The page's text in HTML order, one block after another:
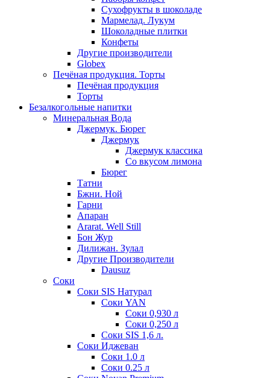
Сухофрукты в шоколаде
Мармелад. Лукум
Шоколадные плитки
Конфеты
Другие производители
Globex
Печёная продукция. Торты
Печёная продукция
Торты
Безалкогольные напитки
Минеральная Вода
Джермук. Бюрег
Джермук
Джермук классика
Со вкусом лимона
Бюрег
Татни
Бжни. Ной
Гарни
Апаран
Ararat. Well Still
Бон Жур
Дилижан. Зулал
Другие Производители
Dausuz
Соки
Соки SIS Натурал
Соки YAN
Соки 0,930 л
Соки 0,250 л
Соки SIS 1,6 л.
Соки Иджеван
Соки 1.0 л
Соки 0.25 л